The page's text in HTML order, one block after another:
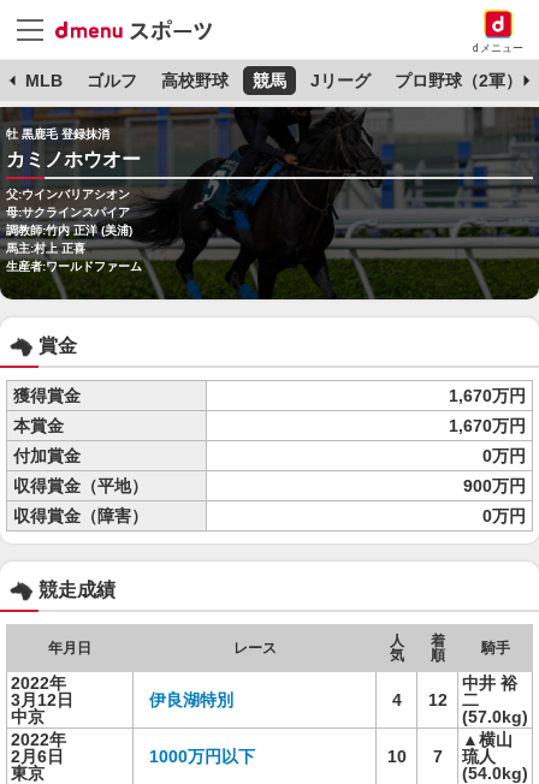
dメニュー
MLB ゴルフ 高校野球 競馬 Jリーグ プロ野球（2軍）
牡 黒鹿毛 登録抹消
カミノホウオー
父:ウインバリアシオン
母:サクラインスパイア
調教師:竹内 正洋 (美浦)
馬主:村上 正喜
生産者:ワールドファーム
賞金
獲得賞金
1,670万円
本賞金
1,670万円
付加賞金
0万円
収得賞金（平地）
900万円
収得賞金（障害）
0万円
競走成績
年月日 レース
人
気
着
順
騎手
2022年
3月12日
中京
伊良湖特別 4 12
中井 裕
二
(57.0kg)
2022年
2月6日
東京
1000万円以下 10 7
▲横山
琉人
(54.0kg)